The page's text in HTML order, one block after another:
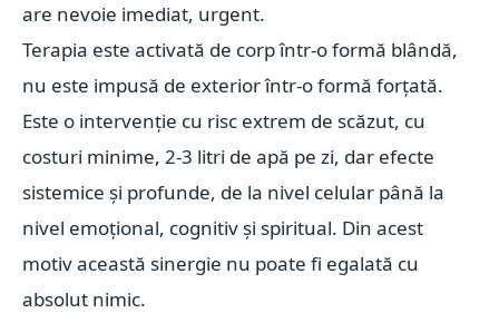
are nevoie imediat, urgent.
Terapia este activată de corp într-o formă blândă,
nu este impusă de exterior într-o formă forțată.
Este o intervenție cu risc extrem de scăzut, cu
costuri minime, 2-3 litri de apă pe zi, dar efecte
sistemice și profunde, de la nivel celular până la
nivel emoțional, cognitiv și spiritual. Din acest
motiv această sinergie nu poate fi egalată cu
absolut nimic.